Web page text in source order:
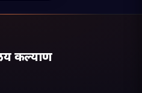
कल्याण